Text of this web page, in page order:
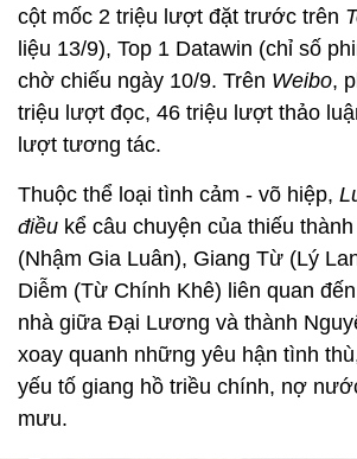
cột mốc 2 triệu lượt đặt trước trên
liệu 13/9), Top 1 Datawin (chỉ số
chờ chiếu ngày 10/9. Trên Weibo,
triệu lượt đọc, 46 triệu lượt thảo
lượt tương tác.
Thuộc thể loại tình cảm - võ hiệp,
điều kể câu chuyện của thiếu
(Nhậm Gia Luân), Giang Từ (Lý
Diễm (Từ Chính Khê) liên quan
nhà giữa Đại Lương và thành
xoay quanh những yêu hận tình
yếu tố giang hồ triều chính, nợ
mưu.